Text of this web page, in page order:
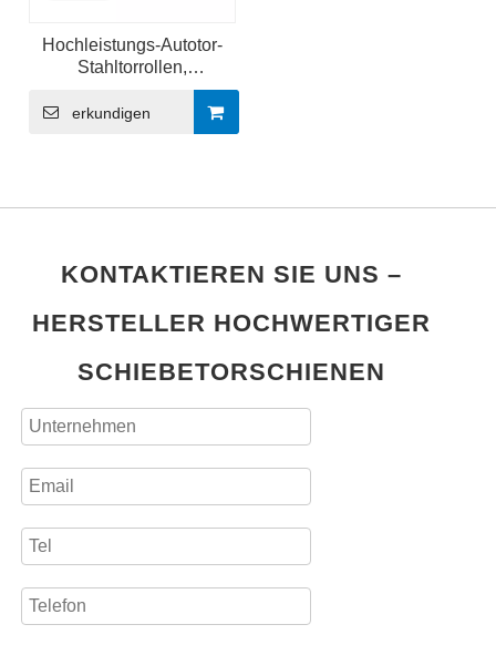
Hochleistungs-Autotor-
Stahltorrollen,
Schiebetorräder
erkundigen
KONTAKTIEREN SIE UNS –
HERSTELLER HOCHWERTIGER
SCHIEBETORSCHIENEN